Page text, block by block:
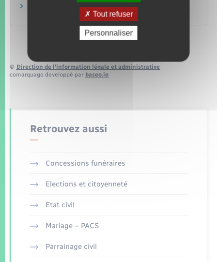
Perte ou vol de la carte Vitale
© Direction de l’information légale et administrative
comarquage developpé par baseo.io
Retrouvez aussi
Concessions funéraires
Elections et citoyenneté
Etat civil
Mariage – PACS
Parrainage civil
Tout refuser
Personnaliser